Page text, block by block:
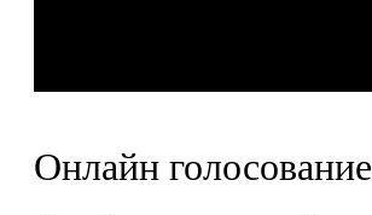
Онлайн голосование